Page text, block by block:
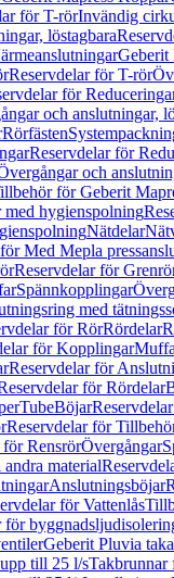
för T-rörInvändig
löstagbara
Geberit
Reservdelar för T-rör
för
och anslutningar,
Rörfästen
Reservdelar för
och
för Geberit
hygienspolning
Nätdelar
Med Mepla
Reservdelar för
Spännkopplingar
med
för RörRördelar
för Kopplingar
Reservdelar för
för Rördelar
Böjar
Reservdelar för
för RensrörÖvergångar
material
Anslutningsböjar
för Vattenlås
för
Geberit Pluvia
till 25 l/sTakbrunnar